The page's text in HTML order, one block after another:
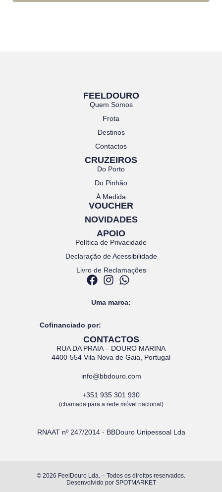
CONTACTOS
RUA DA PRAIA – DOURO MARINA
4400-554 Vila Nova de Gaia, Portugal
info@bbdouro.com
+351 935 301 930
(chamada para a rede móvel nacional)
RNAAT nº 247/2014 - BBDouro Unipessoal Lda
FEELDOURO
Quem Somos
Frota
Destinos
Contactos
CRUZEIROS
Do Porto
Do Pinhão
À Medida
VOUCHER
NOVIDADES
APOIO
Política de Privacidade
Declaração de Acessibilidade
Livro de Reclamações
Uma marca:
Cofinanciado por:
© 2026 FeelDouro Lda. – Todos os direitos reservados.
Desenvolvido por SPOTMARKET